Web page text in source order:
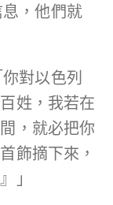
，他們就
對以色列
姓，我若在
，就必把你
飾摘下來，
」